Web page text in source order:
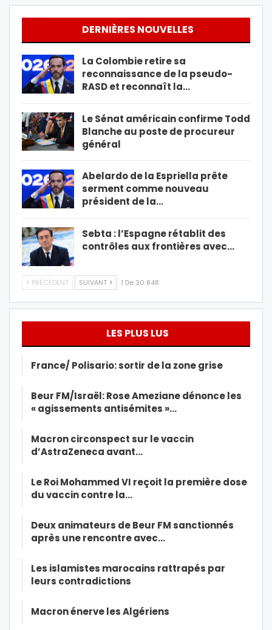
DERNIÈRES NOUVELLES
La Colombie retire sa
reconnaissance de la pseudo-
RASD et reconnaît la…
Le Sénat américain confirme Todd
Blanche au poste de procureur
général
Abelardo de la Espriella prête
serment comme nouveau
président de la…
Sebta : l’Espagne rétablit des
contrôles aux frontières avec…
PRÉCÉDENT SUIVANT 1 De 30 848
LES PLUS LUS
France/ Polisario: sortir de la zone grise
Beur FM/Israël: Rose Ameziane dénonce les
« agissements antisémites »…
Macron circonspect sur le vaccin
d’AstraZeneca avant…
Le Roi Mohammed VI reçoit la première dose
du vaccin contre la…
Deux animateurs de Beur FM sanctionnés
après une rencontre avec…
Les islamistes marocains rattrapés par
leurs contradictions
Macron énerve les Algériens